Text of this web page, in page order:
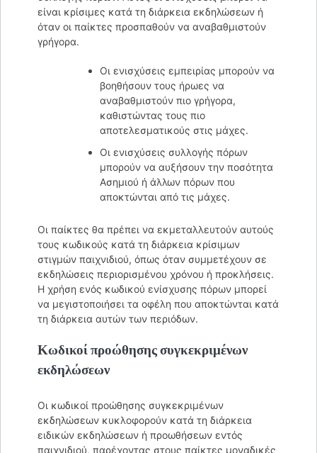
είναι κρίσιμες κατά τη διάρκεια εκδηλώσεων ή
όταν οι παίκτες προσπαθούν να αναβαθμιστούν
γρήγορα.
Οι ενισχύσεις εμπειρίας μπορούν να
βοηθήσουν τους ήρωες να
αναβαθμιστούν πιο γρήγορα,
καθιστώντας τους πιο
αποτελεσματικούς στις μάχες.
Οι ενισχύσεις συλλογής πόρων
μπορούν να αυξήσουν την ποσότητα
Ασημιού ή άλλων πόρων που
αποκτώνται από τις μάχες.
Οι παίκτες θα πρέπει να εκμεταλλευτούν αυτούς
τους κωδικούς κατά τη διάρκεια κρίσιμων
στιγμών παιχνιδιού, όπως όταν συμμετέχουν σε
εκδηλώσεις περιορισμένου χρόνου ή προκλήσεις.
Η χρήση ενός κωδικού ενίσχυσης πόρων μπορεί
να μεγιστοποιήσει τα οφέλη που αποκτώνται κατά
τη διάρκεια αυτών των περιόδων.
Κωδικοί προώθησης συγκεκριμένων
εκδηλώσεων
Οι κωδικοί προώθησης συγκεκριμένων
εκδηλώσεων κυκλοφορούν κατά τη διάρκεια
ειδικών εκδηλώσεων ή προωθήσεων εντός
παιχνιδιού, παρέχοντας στους παίκτες μοναδικές